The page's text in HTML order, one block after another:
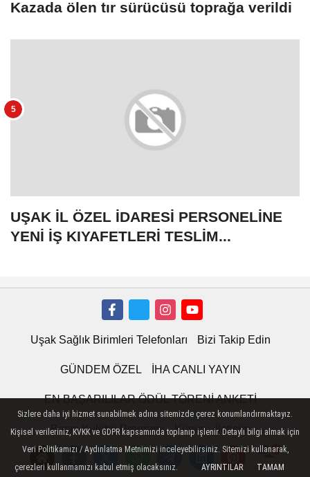
Yorumlar
YENİ İŞ KIYAFETLERİ TESLİM...
Uşak Sağlık Birimleri Telefonları Bizi Takip Edin
Çerez Politikası Gizlilik İlkeleri
Sizlere daha iyi hizmet sunabilmek adına sitemizde çerez konumlandırmaktayız.
Kişisel verileriniz, KVKK ve GDPR kapsamında toplanıp işlenir. Detaylı bilgi almak için
Veri Politikamızı / Aydınlatma Metnimizi inceleyebilirsiniz. Sitemizi kullanarak,
çerezleri kullanmamızı kabul etmiş olacaksınız.
AYRINTILAR TAMAM